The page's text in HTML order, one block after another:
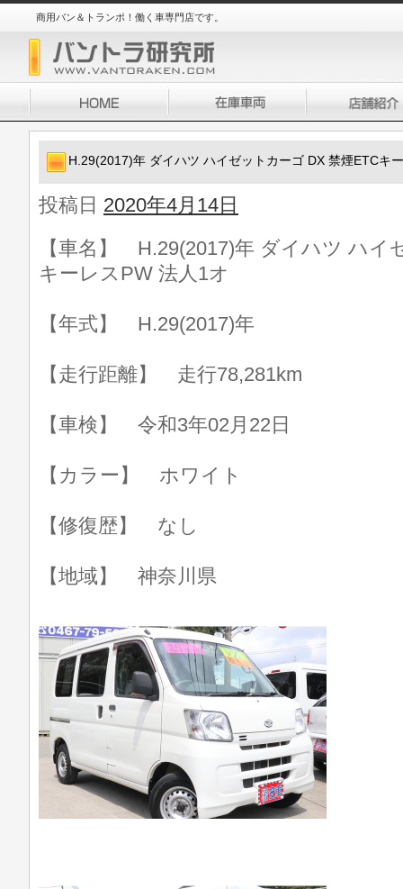
商用バン＆トランポ！働く車専門店です。
H.29(2017)年 ダイハツ ハイゼットカーゴ DX 禁煙ETCキ
投稿日 2020年4月14日
【車名】 H.29(2017)年 ダイハツ ハイ
キーレスPW 法人1オ
【年式】 H.29(2017)年
【走行距離】 走行78,281km
【車検】 令和3年02月22日
【カラー】 ホワイト
【修復歴】 なし
【地域】 神奈川県